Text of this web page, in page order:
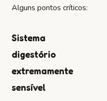
Alguns pontos críticos:
Sistema
digestório
extremamente
sensível